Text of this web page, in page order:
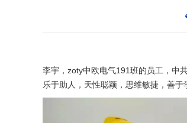
李宇，zoty中欧电气191班的员工，中
乐于助人，天性聪颖，思维敏捷，善